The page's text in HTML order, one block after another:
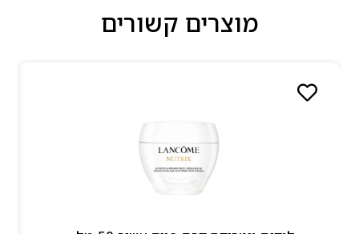
מוצרים קשורים